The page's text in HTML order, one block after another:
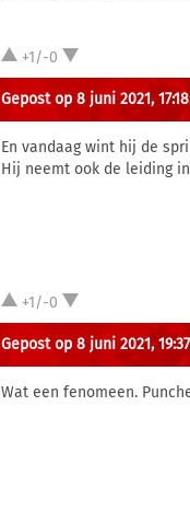
+1/-0
Gepost op 8 juni 2021,
En vandaag wint hij de
Hij neemt ook de leiding
+1/-0
Gepost op 8 juni 2021,
Wat een fenomeen.